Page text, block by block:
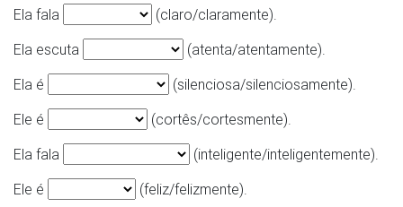
Ela fala
(claro/claramente).
Ela escuta
(atenta/atentamente).
Ela é
(silenciosa/silenciosamente).
Ele é
(cortês/cortesmente).
Ela fala
(inteligente/inteligentemente).
Ele é
(feliz/felizmente).